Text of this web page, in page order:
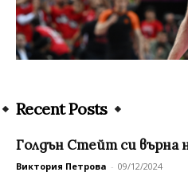
Recent Posts
Голдън Стейт си върна
Виктория Петрова - 09/12/2024